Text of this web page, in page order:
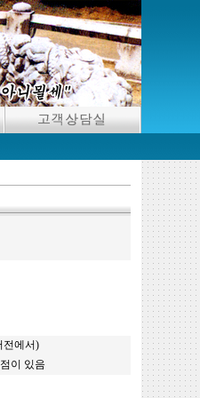
전에서)
이 있음